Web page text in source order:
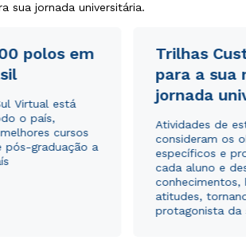
sua jornada universitária.
polos em
Virtual está
o país,
cursos
pós-graduação a
Trilhas
para a sua
jornada
Atividades de
consideram os
específicos e
cada aluno e
conhecimentos,
atitudes,
protagonista da